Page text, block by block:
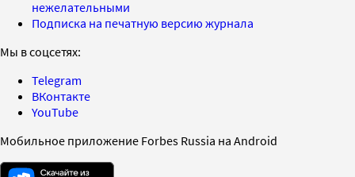
нежелательными
Подписка на печатную версию журнала
Мы в соцсетях:
Telegram
ВКонтакте
YouTube
Мобильное приложение Forbes Russia на Android